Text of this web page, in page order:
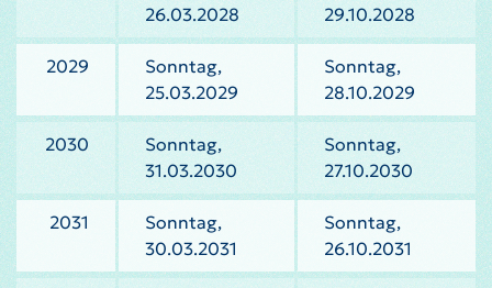
26.03.2028
29.10.2028
2029
Sonntag,
25.03.2029
Sonntag,
28.10.2029
2030
Sonntag,
31.03.2030
Sonntag,
27.10.2030
2031
Sonntag,
30.03.2031
Sonntag,
26.10.2031